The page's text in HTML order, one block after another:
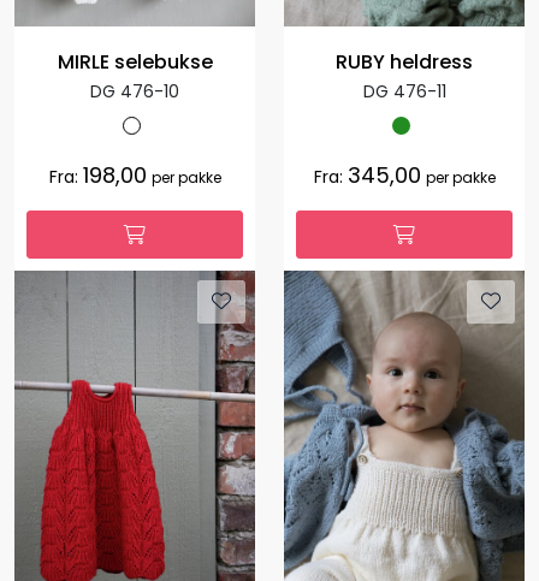
MIRLE selebukse
DG 476-10
Fra: 198,00 per pakke
RUBY heldress
DG 476-11
Fra: 345,00 per pakke